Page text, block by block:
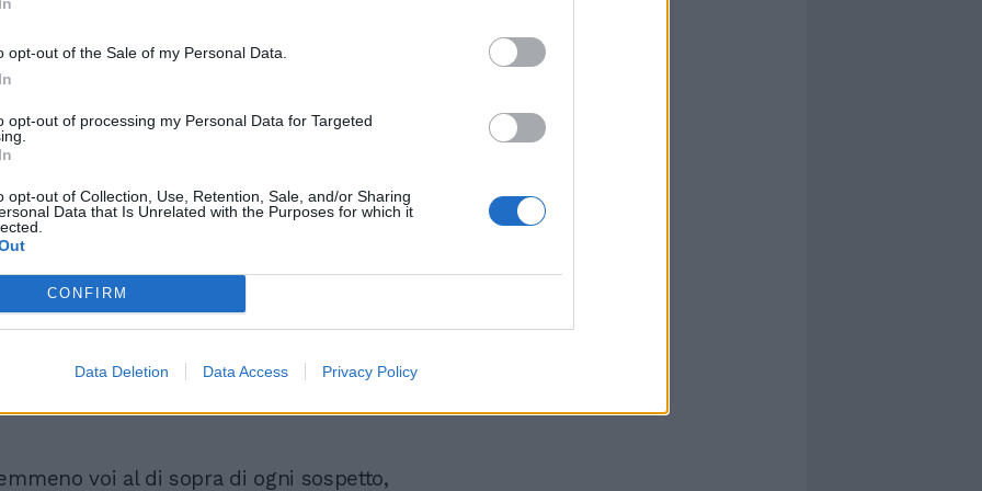
opt-out of the Sale of my Personal Data.
opt-out of processing my Personal Data for Targeted
opt-out of Collection, Use, Retention, Sale, and/or Sharing
Data that Is Unrelated with the Purposes for which it
CONFIRM
Data Deletion Data Access Privacy Policy
è il giorno giusto per accettare compiti
siete in grado di realizzarli,
avere maggiore fiducia nelle vostre
Giove resta nel segno e in contrasto
in Ariete, aspetto di cui dovete avere un
perché facilmente provoca divergenze
e i superiori, talvolta anche con lo
bellissimo l'amore, ottima
passionale.
voi al di sopra di ogni sospetto,